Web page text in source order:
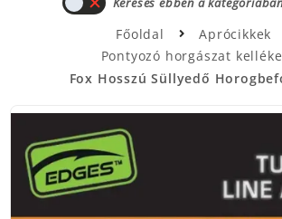
Főoldal
Aprócikkek
Pontyozó horgászat
Fox Hosszú Süllyedő